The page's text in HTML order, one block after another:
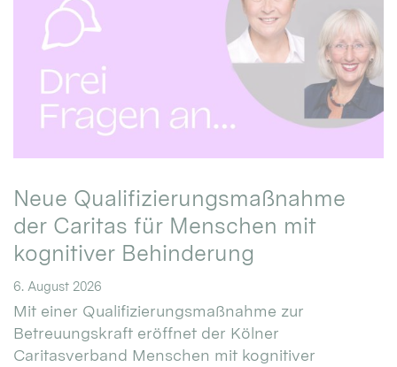
Neue Qualifizierungsmaßnahme
der Caritas für Menschen mit
kognitiver Behinderung
6. August 2026
Mit einer Qualifizierungsmaßnahme zur
Betreuungskraft eröffnet der Kölner
Caritasverband Menschen mit kognitiver